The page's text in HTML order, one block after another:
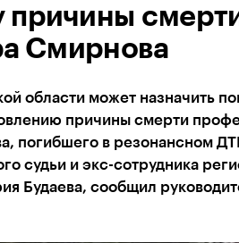
причины
Смирнова
области может назначить
причины смерти
погибшего в резонансном
судьи и экс-сотрудника
Будаева, сообщил